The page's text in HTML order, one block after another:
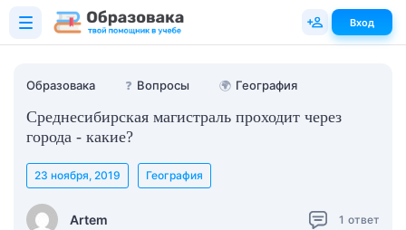
Образовака ❓ Вопросы 🌍 География
Среднесибирская магистраль проходит через
города - какие?
Artem
23 ноября, 2019 География
1 ответ
Вход